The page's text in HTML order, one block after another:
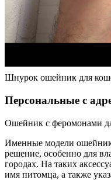
Шнурок ошейник для
Персональные с
Ошейник с феромонами
Именные модели
решение, особенно для
городах. На таких
имя питомца, а также